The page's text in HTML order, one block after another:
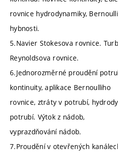
rovnice hydrodynamiky,
hybnosti.
5.Navier Stokesova rovnice.
Reynoldsova rovnice.
6.Jednorozměrné proudění
kontinuity, aplikace Bernoulliho
rovnice, ztráty v potrubí,
potrubí. Výtok z nádob,
vyprazdňování nádob.
7.Proudění v otevřených